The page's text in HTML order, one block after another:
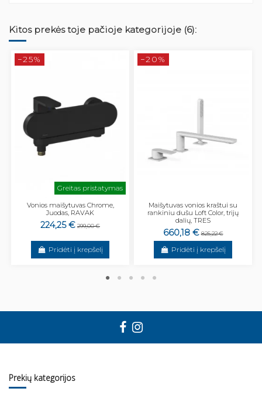
Kitos prekės toje pačioje kategorijoje (6):
−25%
Greitas pristatymas
Vonios maišytuvas Chrome,
Juodas, RAVAK
224,25 € 299,00 €
Pridėti į krepšelį
−20%
Maišytuvas vonios kraštui su
rankiniu dušu Loft Color, trijų
dalių, TRES
660,18 € 825,22 €
Pridėti į krepšelį
Prekių kategorijos